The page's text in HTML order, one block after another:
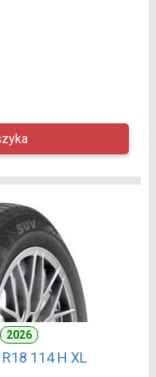
2026
114 H XL